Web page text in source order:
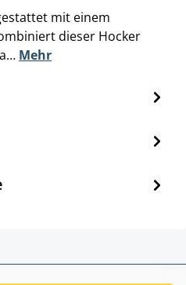
mit einem
dieser Hocker
Mehr